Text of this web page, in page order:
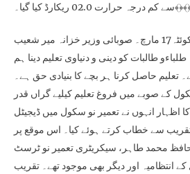
ریکارڈ کیا گیا۔﴾﴿﴾﴿﴾﴿
خبرنامہ نمبر 1892/2025کوئٹہ17 مارچ۔ صوبائی وزیر خزانہ میر شعیب
طالبات کو دینی و دنیاوی تعلیم دینا ہم
تعلیم حاصل کرنا ہر بچے کا بنیادی حق ہے۔
کے صوبے میں فروغ تعلیم کیلیے گراں قدر
اظہار انہوں نے تعمیر نو سکول میں ڈیجیٹل
سے خطاب کرتے ہوئے کیا۔ اس موقع پر
محمد طاہر، سیکریٹری تعمیر نو ٹرسٹ
انتظامیہ اور دیگر بھی موجود تھے۔ تقریب